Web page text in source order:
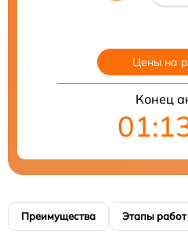
Цены на
Конец
Преимущества Этапы работ